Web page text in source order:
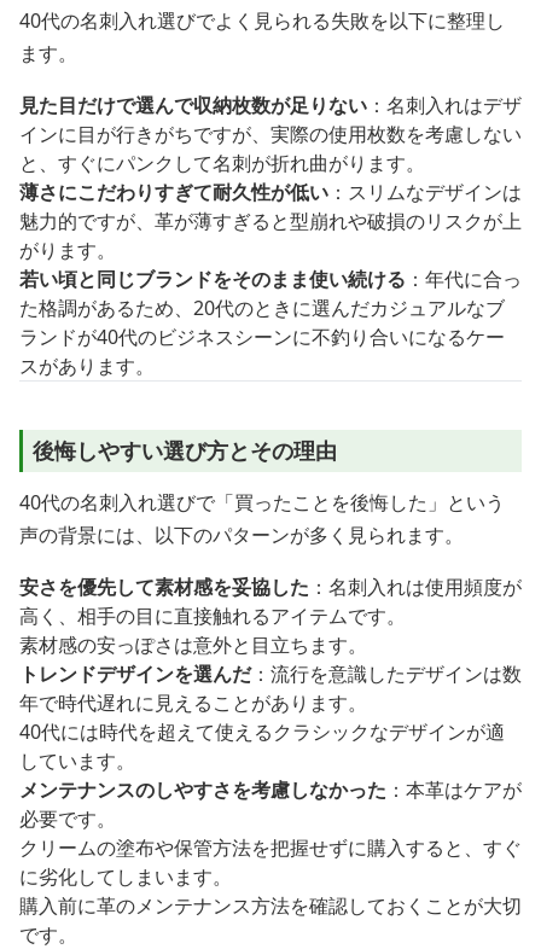
40代の名刺入れ選びでよく見られる失敗を以下に整理し
ます。
見た目だけで選んで収納枚数が足りない ：名刺入れはデザ
インに目が行きがちですが、実際の使用枚数を考慮しない
と、すぐにパンクして名刺が折れ曲がります。
薄さにこだわりすぎて耐久性が低い ：スリムなデザインは
魅力的ですが、革が薄すぎると型崩れや破損のリスクが上
がります。
若い頃と同じブランドをそのまま使い続ける ：年代に合っ
た格調があるため、20代のときに選んだカジュアルなブ
ランドが40代のビジネスシーンに不釣り合いになるケー
スがあります。
後悔しやすい選び方とその理由
40代の名刺入れ選びで「買ったことを後悔した」という
声の背景には、以下のパターンが多く見られます。
安さを優先して素材感を妥協した ：名刺入れは使用頻度が
高く、相手の目に直接触れるアイテムです。
素材感の安っぽさは意外と目立ちます。
トレンドデザインを選んだ：流行を意識したデザインは数
年で時代遅れに見えることがあります。
40代には時代を超えて使えるクラシックなデザインが適
しています。
メンテナンスのしやすさを考慮しなかった ：本革はケアが
必要です。
クリームの塗布や保管方法を把握せずに購入すると、すぐ
に劣化してしまいます。
購入前に革のメンテナンス方法を確認しておくことが大切
です。